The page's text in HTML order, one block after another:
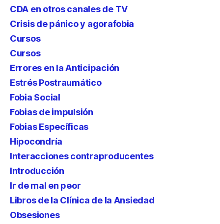
CDA en otros canales de TV
Crisis de pánico y agorafobia
Cursos
Cursos
Errores en la Anticipación
Estrés Postraumático
Fobia Social
Fobias de impulsión
Fobias Específicas
Hipocondría
Interacciones contraproducentes
Introducción
Ir de mal en peor
Libros de la Clínica de la Ansiedad
Obsesiones